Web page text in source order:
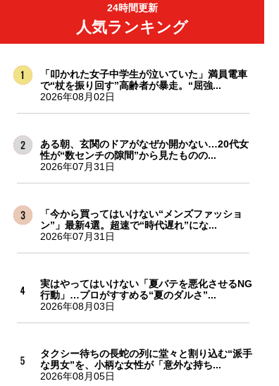
24時間更新
人気ランキング
「叩かれた女子中学生が泣いていた」満員電車
で“杖を振り回す”高齢者が暴走。“屈強...
2026年08月02日
ある朝、玄関のドアがなぜか開かない…20代女
性が“数センチの隙間”から見たものの...
2026年07月31日
「今から買ってはいけない“メンズファッショ
ン”」最新4選。超速で“時代遅れ”にな...
2026年07月31日
実はやってはいけない「夏バテを悪化させるNG
行動」…プロがすすめる“夏のダルさ”...
2026年08月03日
タクシー待ちの長蛇の列に堂々と割り込む“派手
な男女”を、小柄な女性が「意外な持ち...
2026年08月05日